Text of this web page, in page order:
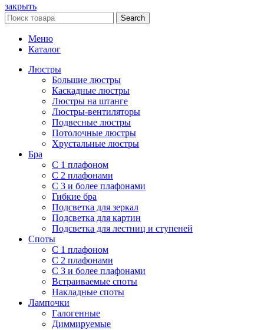
закрыть
Search
Меню
Каталог
Люстры
Большие люстры
Каскадные люстры
Люстры на штанге
Люстры-вентиляторы
Подвесные люстры
Потолочные люстры
Хрустальные люстры
Бра
С 1 плафоном
С 2 плафонами
С 3 и более плафонами
Гибкие бра
Подсветка для зеркал
Подсветка для картин
Подсветка для лестниц и ступеней
Споты
С 1 плафоном
С 2 плафонами
С 3 и более плафонами
Встраиваемые споты
Накладные споты
Лампочки
Галогенные
Диммируемые